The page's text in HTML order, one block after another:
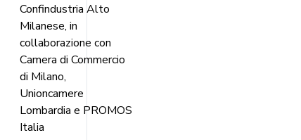
Confindustria Alto
Milanese, in
collaborazione con
Camera di Commercio
di Milano,
Unioncamere
Lombardia e PROMOS
Italia